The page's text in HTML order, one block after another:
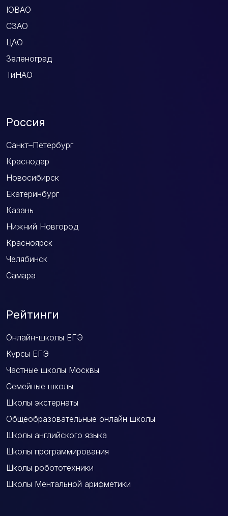
ЮВАО
СЗАО
ЦАО
Зеленоград
ТиНАО
Россия
Санкт–Петербург
Краснодар
Новосибирск
Екатеринбург
Казань
Нижний Новгород
Красноярск
Челябинск
Самара
Рейтинги
Онлайн-школы ЕГЭ
Курсы ЕГЭ
Частные школы Москвы
Семейные школы
Школы экстернаты
Общеобразовательные онлайн школы
Школы английского языка
Школы программирования
Школы робототехники
Школы Ментальной арифметики